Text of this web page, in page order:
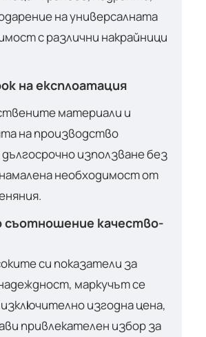
на универсалната
с различни накрайници
на експлоатация
материали и
на производство
използване без
необходимост от
съотношение качество-
си показатели за
маркучът се
изключително изгодна цена,
привлекателен избор за